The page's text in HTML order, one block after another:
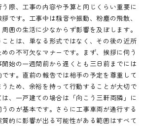
際、工事の内容や予算と同じくらい重要に
です。工事中は騒音や振動、粉塵の飛散、
囲の生活に少なからず影響を及ぼします。
とは、単なる形式ではなく、その後の近所
の不可欠なマナーです。まず、挨拶に伺う
始の一週間前から遅くとも三日前までには
す。直前の報告では相手の予定を尊重して
ため、余裕を持って行動することが大切で
、一戸建ての場合は「向こう三軒両隣」に
のが基本です。さらに工事車両が通行する
的に影響が出る可能性がある範囲はすべて